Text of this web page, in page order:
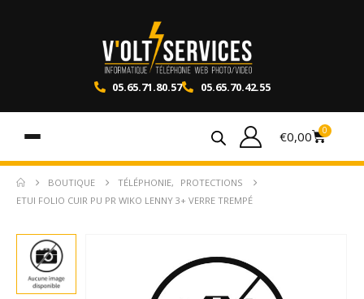
05.65.71.80.57 05.65.70.42.55
€0,00 0
BOUTIQUE TÉLÉPHONIE,
PROTECTIONS
ETUI FOLIO CUIR PU PR WIKO LENNY 3+ VERRE TREMPÉ